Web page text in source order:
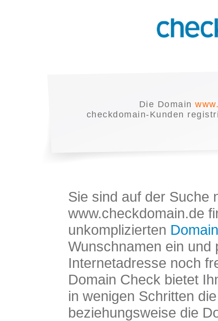
Die Domain
checkdomain-Kunden
Sie sind auf der Suche
www.checkdomain.de
unkomplizierten
Wunschnamen ein und
Internetadresse noch
Domain Check bietet
in wenigen Schritten
beziehungsweise die